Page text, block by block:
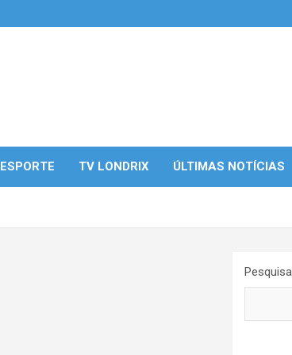
ESPORTE TV LONDRIX ÚLTIMAS NOTÍCIAS